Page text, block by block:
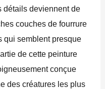
détails deviennent de
couches de fourrure
qui semblent presque
de cette peinture
conçue
des créatures les plus